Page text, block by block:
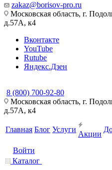
zakaz@borisov-pro.ru
Московская область, г.
д.57A, к4
Вконтакте
YouTube
Rutube
Яндекс.Дзен
8 (800) 700-92-80
Московская область, г.
д.57A, к4
Главная Блог Услуги
Акции
Войти
Каталог